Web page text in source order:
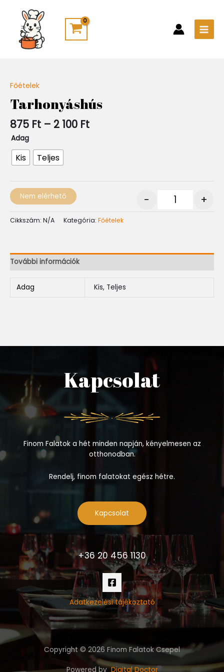
content
Főételek
Tarhonyáshús
875 Ft – 2 100 Ft
875 Ft
-
2
100 Ft
Adag
Kis Teljes
- +
Nem elérhető
Cikkszám: N/A Kategória: Főételek
További információk
Adag Kis, Teljes
Kapcsolat
Finom Falatok a hét minden napján, kényelmesen az
otthonodban.
Rendelj, finom falatokat egész hétre.
Kapcsolat
+36 20 456 1130
Adatkezelési tájékoztató
Copyright © 2026 Finom Falatok Csepel
Powered byDigital Doctor